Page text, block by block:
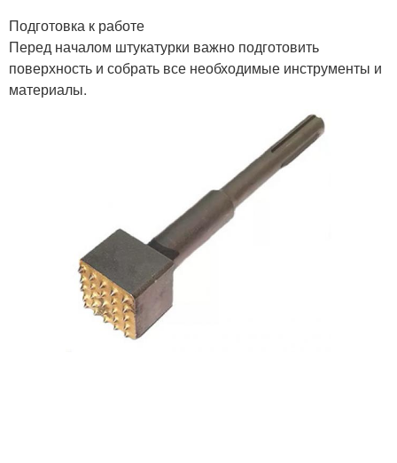
Подготовка к работе
Перед началом штукатурки важно подготовить
поверхность и собрать все необходимые инструменты и
материалы.